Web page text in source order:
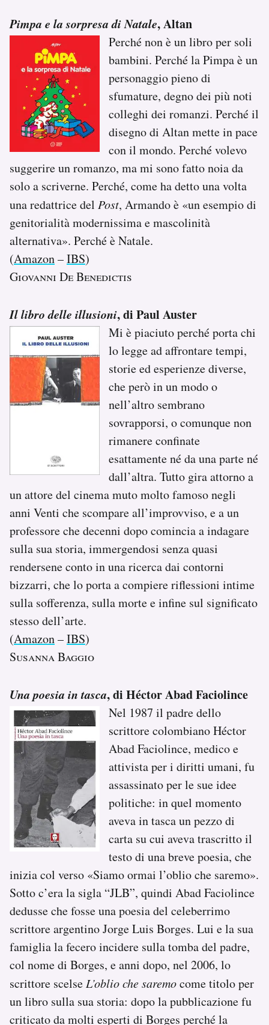
Pimpa e la sorpresa di Natale, Altan
Perché non è un libro per soli
bambini. Perché la Pimpa è un
personaggio pieno di
sfumature, degno dei più noti
colleghi dei romanzi. Perché il
disegno di Altan mette in pace
con il mondo. Perché volevo
suggerire un romanzo, ma mi sono fatto noia da
solo a scriverne. Perché, come ha detto una volta
una redattrice del Post, Armando è «un esempio di
genitorialità modernissima e mascolinità
alternativa». Perché è Natale.
(Amazon–IBS)
Giovanni De Benedictis
Il libro delle illusioni, di Paul Auster
Mi è piaciuto perché porta chi
lo legge ad affrontare tempi,
storie ed esperienze diverse,
che però in un modo o
nell’altro sembrano
sovrapporsi, o comunque non
rimanere confinate
esattamente né da una parte né
dall’altra. Tutto gira attorno a
un attore del cinema muto molto famoso negli
anni Venti che scompare all’improvviso, e a un
professore che decenni dopo comincia a indagare
sulla sua storia, immergendosi senza quasi
rendersene conto in una ricerca dai contorni
bizzarri, che lo porta a compiere riflessioni intime
sulla sofferenza, sulla morte e infine sul significato
stesso dell’arte.
(Amazon–IBS)
Susanna Baggio
Una poesia in tasca, di Héctor Abad Faciolince
Nel 1987 il padre dello
scrittore colombiano Héctor
Abad Faciolince, medico e
attivista per i diritti umani, fu
assassinato per le sue idee
politiche: in quel momento
aveva in tasca un pezzo di
carta su cui aveva trascritto il
testo di una breve poesia, che
inizia col verso «Siamo ormai l’oblio che saremo».
Sotto c’era la sigla “JLB”, quindi Abad Faciolince
dedusse che fosse una poesia del celeberrimo
scrittore argentino Jorge Luis Borges. Lui e la sua
famiglia la fecero incidere sulla tomba del padre,
col nome di Borges, e anni dopo, nel 2006, lo
scrittore scelse L’oblio che saremocome titolo per
un libro sulla sua storia: dopo la pubblicazione fu
criticato da molti esperti di Borges perché la